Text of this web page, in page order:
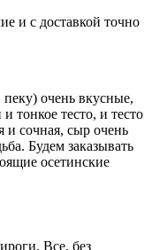
и с доставкой точно
пеку) очень вкусные,
тонкое тесто, и тесто
и сочная, сыр очень
Будем заказывать
осетинские
Все, без